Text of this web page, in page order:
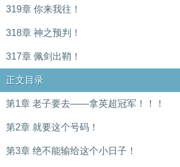
319章 你来我往！
318章 神之预判！
317章 佩剑出鞘！
正文目录
第1章 老子要去——拿英超冠军！！！
第2章 就要这个号码！
第3章 绝不能输给这个小日子！